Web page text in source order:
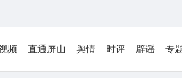
频 直通屏山 舆情 时评 辟谣 专